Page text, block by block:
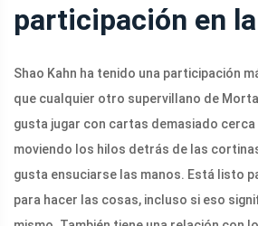
participación en
Shao Kahn ha tenido una participación
que cualquier otro supervillano de
gusta jugar con cartas demasiado cerca
moviendo los hilos detrás de las
gusta ensuciarse las manos. Está listo
para hacer las cosas, incluso si eso